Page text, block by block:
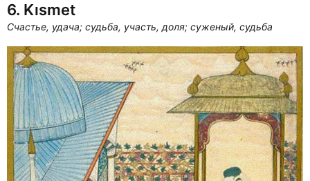
6. Kısmet
Счастье, удача; судьба, участь, доля; суженый, судьба